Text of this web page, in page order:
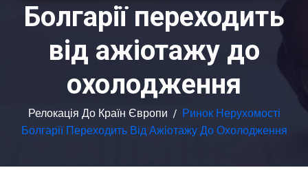
Болгарії переходить
від ажіотажу до
охолодження
Релокація До Країн Європи / Ринок Нерухомості
Болгарії Переходить Від Ажіотажу До Охолодження